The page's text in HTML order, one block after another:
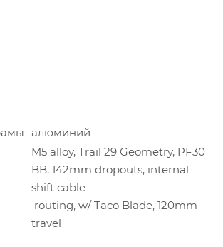
алюминий
M5 alloy, Trail 29 Geometry, PF30
BB, 142mm dropouts, internal
shift cable
routing, w/ Taco Blade, 120mm
travel